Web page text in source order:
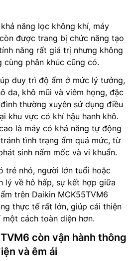
năng lọc không khí, máy
được trang bị chức năng tạo
năng rất giá trị nhưng không
cùng phân khúc cũng có.
duy trì độ ẩm ở mức lý tưởng,
da, khô mũi và viêm họng, đặc
thường xuyên sử dụng điều
khu vực có khí hậu hanh khô.
là máy có khả năng tự động
tình trạng ẩm quá mức, từ
sinh nấm mốc và vi khuẩn.
trẻ nhỏ, người lớn tuổi hoặc
lý về hô hấp, sự kết hợp giữa
trên Daikin MCK55TVM6
thực tế rất lớn, giúp cải thiện
cách toàn diện hơn.
còn vận hành thông
và êm ái